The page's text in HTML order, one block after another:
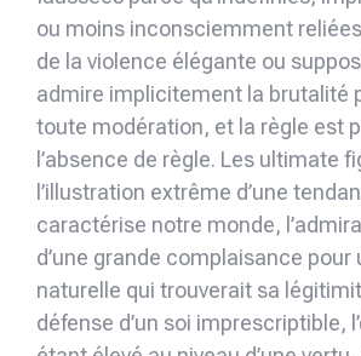
ou moins inconsciemment
de la violence élégante ou
admire implicitement la brutalité
toute modération, et la règle est
l’absence de règle. Les ultimate
l’illustration extrême d’une
caractérise notre monde,
d’une grande complaisance pour
naturelle qui trouverait sa
défense d’un soi imprescriptible,